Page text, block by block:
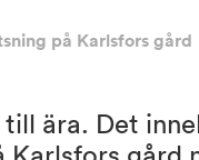
på Karlsfors gård
ära. Det